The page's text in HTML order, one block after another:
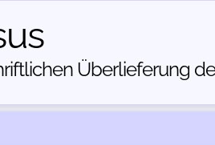
Über­lieferung